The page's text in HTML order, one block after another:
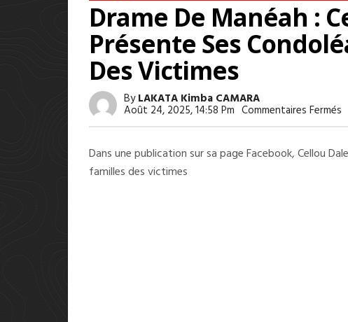
Drame De Manéah :
Présente Ses
Des Victimes
ByLAKATA Kimba CAMARA
Août 24, 2025, 14:58 Pm Commentaires Fermés
Dans une publication sur sa page Facebook, Cellou
familles des victimes